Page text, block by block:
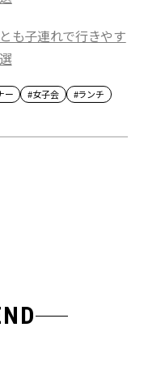
とも子連れで行きやす
ー #女子会
#ランチ